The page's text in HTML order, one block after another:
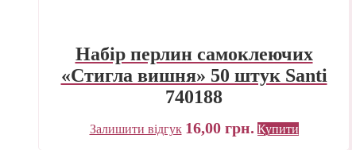
Набір перлин самоклеючих
«Стигла вишня» 50 штук Santi
740188
Залишити відгук 16,00 грн. Купити